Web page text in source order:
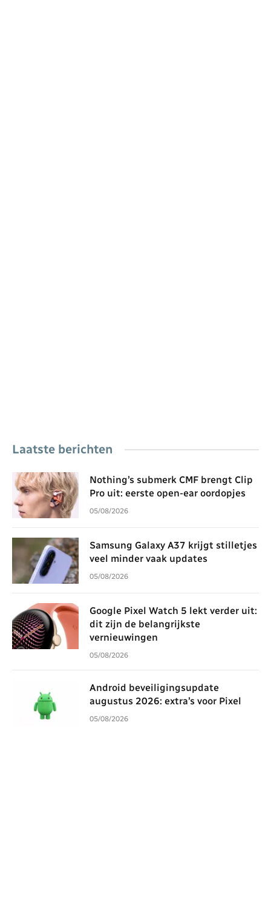
Laatste berichten
Nothing’s submerk CMF brengt Clip
Pro uit: eerste open-ear oordopjes
05/08/2026
Samsung Galaxy A37 krijgt stilletjes
veel minder vaak updates
05/08/2026
Google Pixel Watch 5 lekt verder uit:
dit zijn de belangrijkste
vernieuwingen
05/08/2026
Android beveiligingsupdate
augustus 2026: extra’s voor Pixel
05/08/2026